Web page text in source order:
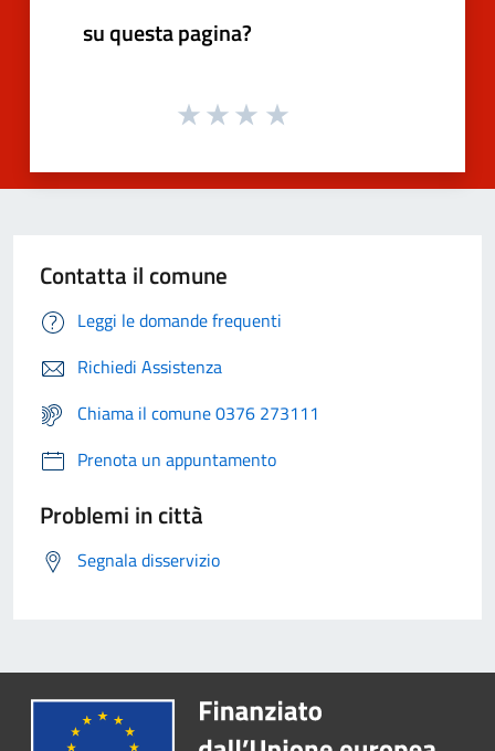
su questa pagina?
Contatta il comune
Leggi le domande frequenti
Richiedi Assistenza
Chiama il comune 0376 273111
Prenota un appuntamento
Problemi in città
Segnala disservizio